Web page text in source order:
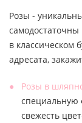
Розы -
самодостаточны
в классическом
адресата,
Розы в
специальную
свежесть